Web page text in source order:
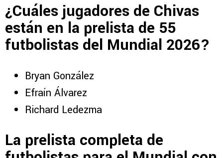
¿Cuáles jugadores de Chivas
están en la prelista de 55
futbolistas del Mundial 2026?
Bryan González
Efraín Álvarez
Richard Ledezma
La prelista completa de